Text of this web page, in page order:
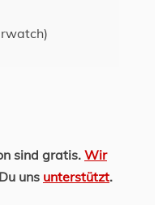
sind gratis. Wir
uns unterstützt.